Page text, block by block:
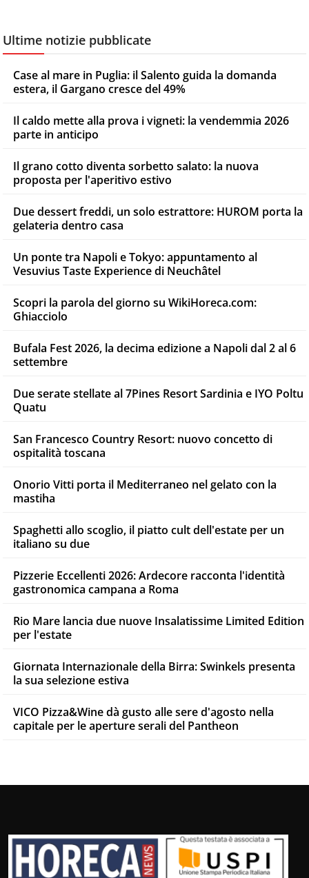
Ultime notizie pubblicate
Case al mare in Puglia: il Salento guida la domanda
estera, il Gargano cresce del 49%
Il caldo mette alla prova i vigneti: la vendemmia 2026
parte in anticipo
Il grano cotto diventa sorbetto salato: la nuova
proposta per l'aperitivo estivo
Due dessert freddi, un solo estrattore: HUROM porta la
gelateria dentro casa
Un ponte tra Napoli e Tokyo: appuntamento al
Vesuvius Taste Experience di Neuchâtel
Scopri la parola del giorno su WikiHoreca.com:
Ghiacciolo
Bufala Fest 2026, la decima edizione a Napoli dal 2 al 6
settembre
Due serate stellate al 7Pines Resort Sardinia e IYO Poltu
Quatu
San Francesco Country Resort: nuovo concetto di
ospitalità toscana
Onorio Vitti porta il Mediterraneo nel gelato con la
mastiha
Spaghetti allo scoglio, il piatto cult dell'estate per un
italiano su due
Pizzerie Eccellenti 2026: Ardecore racconta l'identità
gastronomica campana a Roma
Rio Mare lancia due nuove Insalatissime Limited Edition
per l'estate
Giornata Internazionale della Birra: Swinkels presenta
la sua selezione estiva
VICO Pizza&Wine dà gusto alle sere d'agosto nella
capitale per le aperture serali del Pantheon